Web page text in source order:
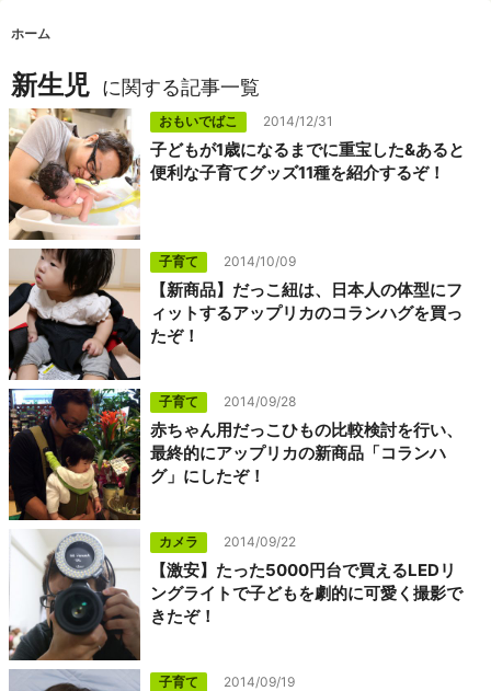
ホーム
新生児 に関する記事一覧
おもいでばこ 2014/12/31
子どもが1歳になるまでに重宝した&あると
便利な子育てグッズ11種を紹介するぞ！
子育て 2014/10/09
【新商品】だっこ紐は、日本人の体型にフ
ィットするアップリカのコランハグを買っ
たぞ！
子育て 2014/09/28
赤ちゃん用だっこひもの比較検討を行い、
最終的にアップリカの新商品「コランハ
グ」にしたぞ！
カメラ 2014/09/22
【激安】たった5000円台で買えるLEDリ
ングライトで子どもを劇的に可愛く撮影で
きたぞ！
子育て 2014/09/19